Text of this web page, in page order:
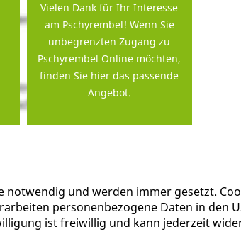
Vielen Dank für Ihr Interesse
am Pschyrembel! Wenn Sie
unbegrenzten Zugang zu
Pschyrembel Online möchten,
finden Sie hier das passende
Angebot.
und werden immer gesetzt.
personenbezogene Daten in den
ist freiwillig und kann jederzeit